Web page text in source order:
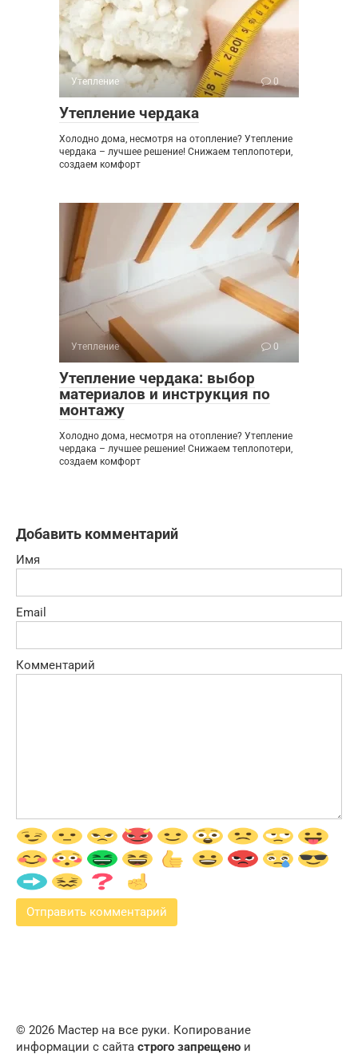
Утепление 0
Утепление чердака
Холодно дома, несмотря на отопление? Утепление
чердака – лучшее решение! Снижаем теплопотери,
создаем комфорт
Утепление 0
Утепление чердака: выбор
материалов и инструкция по
монтажу
Холодно дома, несмотря на отопление? Утепление
чердака – лучшее решение! Снижаем теплопотери,
создаем комфорт
Добавить комментарий
Имя
Email
Комментарий
© 2026 Мастер на все руки. Копирование
информации с сайта строго запрещено и